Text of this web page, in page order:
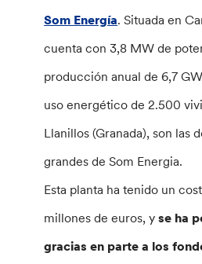
Som Energía. Situada en
cuenta con 3,8 MW de
producción anual de 6,7
uso energético de 2.500
Llanillos (Granada), son las
grandes de Som Energia.
Esta planta ha tenido un
millones de euros, yse ha
gracias en parte a los